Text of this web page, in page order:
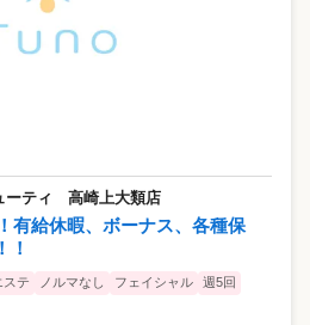
ーティ 高崎上大類店
有給休暇、ボーナス、各種保
！
ステ ノルマなし フェイシャル
週5回